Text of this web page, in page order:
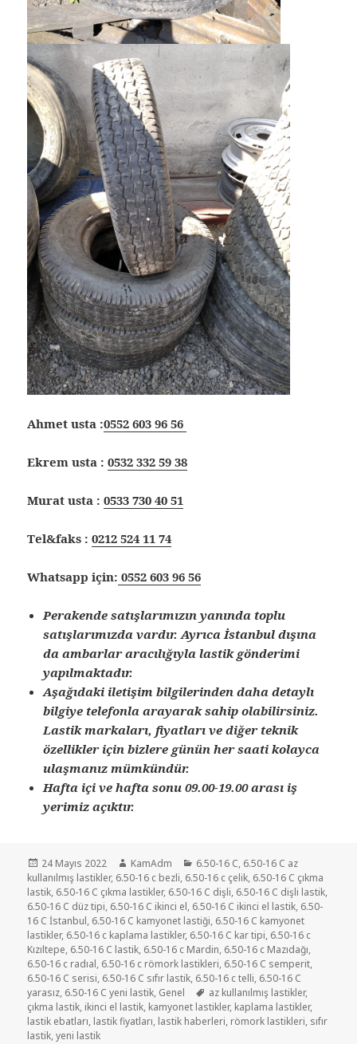
Ahmet usta :0552 603 96 56
Ekrem usta :0532 332 59 38
Murat usta :0533 730 40 51
Tel&faks :0212 524 11 74
Whatsapp için: 0552 603 96 56
Perakende satışlarımızın yanında toplu
satışlarımızda vardır. Ayrıca İstanbul dışına
da ambarlar aracılığıyla lastik gönderimi
yapılmaktadır.
Aşağıdaki iletişim bilgilerinden daha detaylı
bilgiye telefonla arayarak sahip olabilirsiniz.
Lastik markaları, fiyatları ve diğer teknik
özellikler için bizlere günün her saati kolayca
ulaşmanız mümkündür.
Hafta içi ve hafta sonu 09.00-19.00 arası iş
yerimiz açıktır.
Yayın
tarihi
24 Mayıs 2022 Yazar
KamAdm Kategoriler
6.50-16 C, 6.50-16 C az
kullanılmış lastikler, 6.50-16 c bezli, 6.50-16 c çelik, 6.50-16 C çıkma
lastik, 6.50-16 C çıkma lastikler, 6.50-16 C dişli, 6.50-16 C dişli lastik,
6.50-16 C düz tipi, 6.50-16 C ikinci el, 6.50-16 C ikinci el lastik, 6.50-
16 C İstanbul, 6.50-16 C kamyonet lastiği, 6.50-16 C kamyonet
lastikler, 6.50-16 c kaplama lastikler, 6.50-16 C kar tipi, 6.50-16 c
Kızıltepe, 6.50-16 C lastik, 6.50-16 c Mardin, 6.50-16 c Mazıdağı,
6.50-16 c radıal, 6.50-16 c römork lastikleri, 6.50-16 C semperit,
6.50-16 C serisi, 6.50-16 C sıfır lastik, 6.50-16 c telli, 6.50-16 C
yarasız, 6.50-16 C yeni lastik, Genel Etiketler
az kullanılmış lastikler,
çıkma lastik, ikinci el lastik, kamyonet lastikler, kaplama lastikler,
lastik ebatları, lastik fiyatları, lastik haberleri, römork lastikleri, sıfır
lastik,yeni lastik